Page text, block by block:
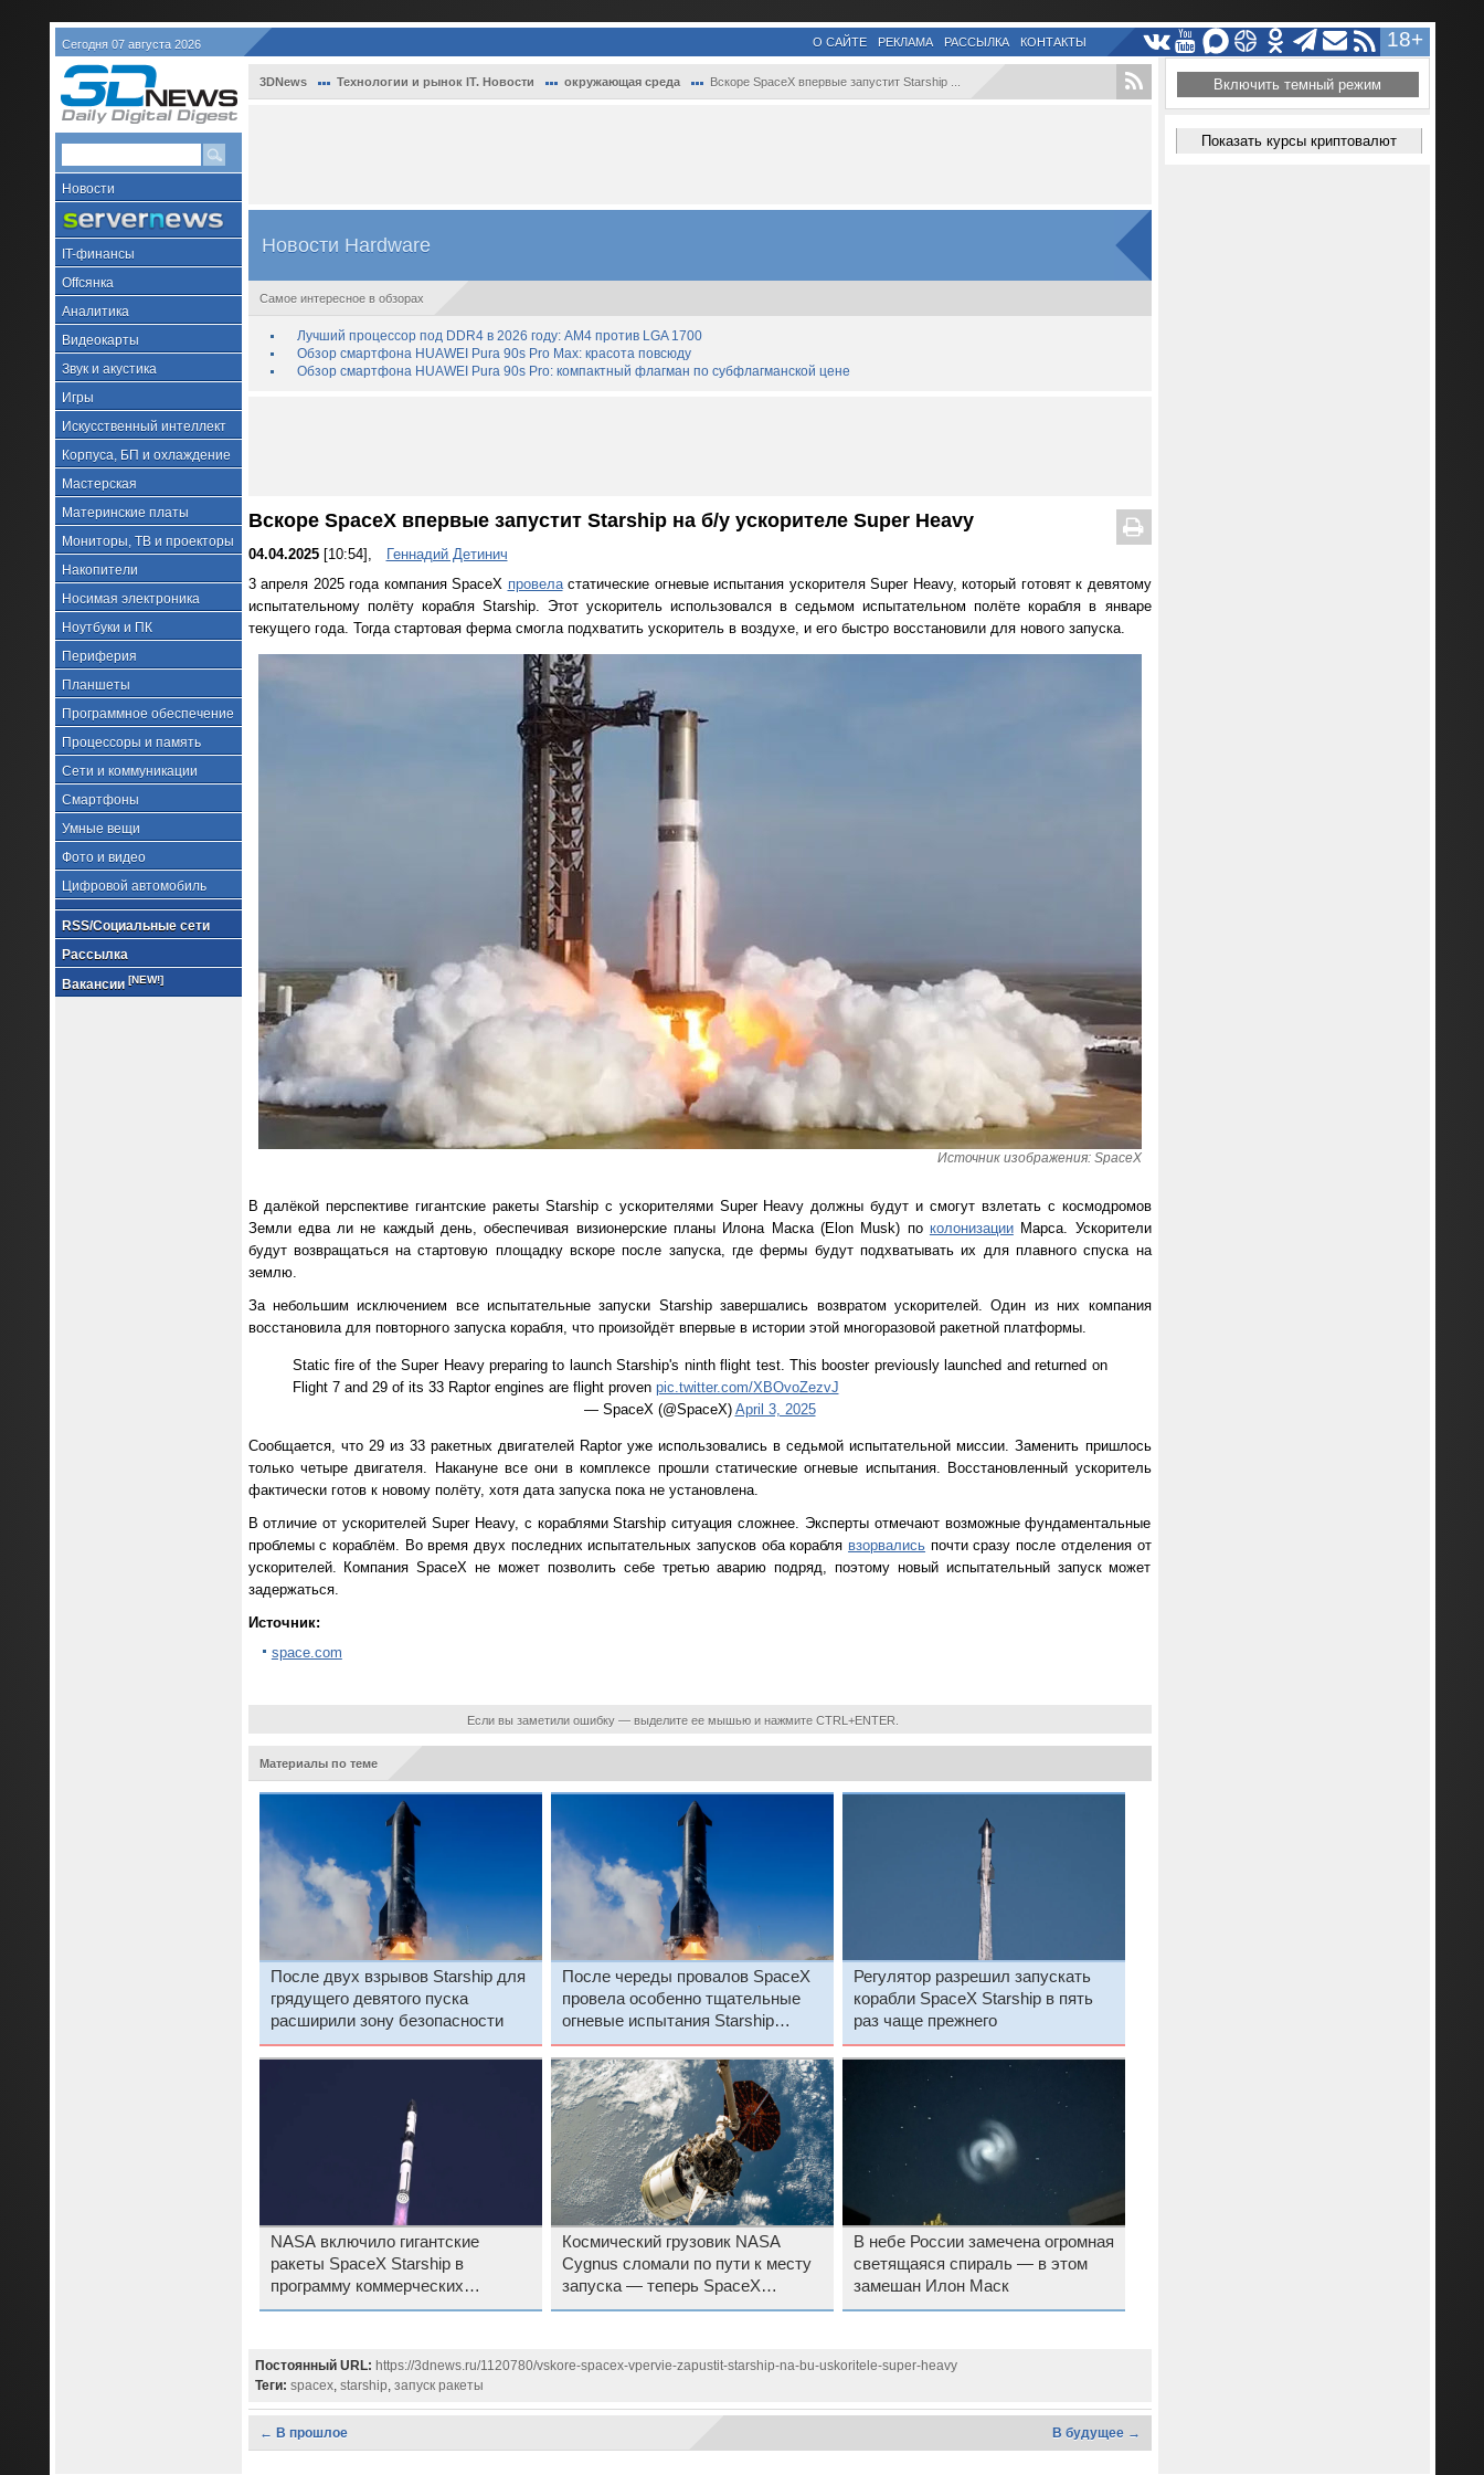
Сегодня 07 августа 2026 18+
О САЙТЕ РЕКЛАМА РАССЫЛКА КОНТАКТЫ
Новости
IT-финансы
Offсянка
Аналитика
Видеокарты
Звук и акустика
Игры
Искусственный интеллект
Корпуса, БП и охлаждение
Мастерская
Материнские платы
Мониторы, ТВ и проекторы
Накопители
Носимая электроника
Ноутбуки и ПК
Периферия
Планшеты
Программное обеспечение
Процессоры и память
Сети и коммуникации
Смартфоны
Умные вещи
Фото и видео
Цифровой автомобиль
RSS/Социальные сети
Рассылка
Вакансии [NEW!]
3DNews Технологии и рынок IT. Новости окружающая среда Вскоре SpaceX впервые запустит Starship ...
Новости Hardware
Самое интересное в обзорах
Лучший процессор под DDR4 в 2026 году: AM4 против LGA 1700
Обзор смартфона HUAWEI Pura 90s Pro Max: красота повсюду
Обзор смартфона HUAWEI Pura 90s Pro: компактный флагман по субфлагманской цене
Вскоре SpaceX впервые запустит Starship на б/у ускорителе Super Heavy
04.04.2025[10:54],
Геннадий Детинич
3 апреля 2025 года компания SpaceX провеластатические огневые испытания ускорителя Super Heavy, который готовят к девятому
испытательному полёту корабля Starship. Этот ускоритель использовался в седьмом испытательном полёте корабля в январе
текущего года. Тогда стартовая ферма смогла подхватить ускоритель в воздухе, и его быстро восстановили для нового запуска.
Источник изображения: SpaceX
В далёкой перспективе гигантские ракеты Starship с ускорителями Super Heavy должны будут и смогут взлетать с космодромов
Земли едва ли не каждый день, обеспечивая визионерские планы Илона Маска (Elon Musk) по колонизацииМарса. Ускорители
будут возвращаться на стартовую площадку вскоре после запуска, где фермы будут подхватывать их для плавного спуска на
землю.
За небольшим исключением все испытательные запуски Starship завершались возвратом ускорителей. Один из них компания
восстановила для повторного запуска корабля, что произойдёт впервые в истории этой многоразовой ракетной платформы.
Static fire of the Super Heavy preparing to launch Starship's ninth flight test. This booster previously launched and returned on
Flight 7 and 29 of its 33 Raptor engines are flight proven pic.twitter.com/XBOvoZezvJ
— SpaceX (@SpaceX) April 3, 2025
Сообщается, что 29 из 33 ракетных двигателей Raptor уже использовались в седьмой испытательной миссии. Заменить пришлось
только четыре двигателя. Накануне все они в комплексе прошли статические огневые испытания. Восстановленный ускоритель
фактически готов к новому полёту, хотя дата запуска пока не установлена.
В отличие от ускорителей Super Heavy, с кораблями Starship ситуация сложнее. Эксперты отмечают возможные фундаментальные
проблемы с кораблём. Во время двух последних испытательных запусков оба корабля взорвались почти сразу после отделения от
ускорителей. Компания SpaceX не может позволить себе третью аварию подряд, поэтому новый испытательный запуск может
задержаться.
Источник:
space.com
Если вы заметили ошибку — выделите ее мышью и нажмите CTRL+ENTER.
Материалы по теме
После двух взрывов Starship для
грядущего девятого пуска
расширили зону безопасности
После череды провалов SpaceX
провела особенно тщательные
огневые испытания Starship
перед девятым полётом
Регулятор разрешил запускать
корабли SpaceX Starship в пять
раз чаще прежнего
NASA включило гигантские
ракеты SpaceX Starship в
программу коммерческих
запусков
Космический грузовик NASA
Cygnus сломали по пути к месту
запуска — теперь SpaceX
придётся отвезти на МКС больше
В небе России замечена огромная
светящаяся спираль — в этом
замешан Илон Маск
Постоянный URL: https://3dnews.ru/1120780/vskore-spacex-vpervie-zapustit-starship-na-bu-uskoritele-super-heavy
Теги: spacex, starship запуск ракеты
← В прошлое В будущее →
Включить темный режим
Показать курсы криптовалют